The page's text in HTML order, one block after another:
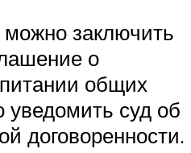
заключить
о
общих
уведомить суд об
договоренности.